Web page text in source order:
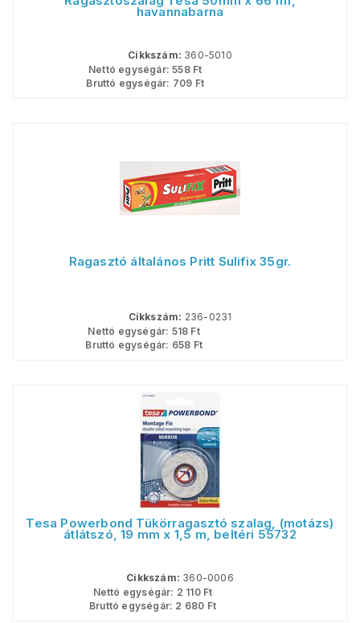
havannabarna
Cikkszám: 360-5010
Nettó egységár: 558Ft
Bruttó egységár: 709 Ft
Ragasztó általános Pritt Sulifix 35gr.
Cikkszám: 236-0231
Nettó egységár: 518 Ft
Bruttó egységár: 658 Ft
Tesa Powerbond Tükörragasztó szalag, (motázs)
átlátszó, 19 mm x 1,5 m, beltéri 55732
Cikkszám: 360-0006
Nettó egységár: 2 110Ft
Bruttó egységár: 2 680 Ft